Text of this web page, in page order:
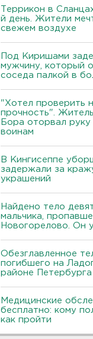
Террикон в
й день. Жители
свежем воздухе
Под Киришами
мужчину, который
соседа палкой в
"Хотел проверить
прочность".
Бора оторвал руку
воинам
В Кингисеппе
задержали за
украшений
Найдено тело
мальчика,
Новогорелово. Он
Обезглавленное
погибшего на
районе
Медицинские
бесплатно: кому
как пройти